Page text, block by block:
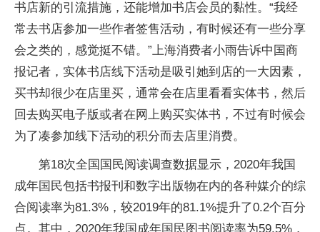
书店新的引流措施，还能增加书店会员的黏性。“我经
常去书店参加一些作者签售活动，有时候还有一些分享
会之类的，感觉挺不错。”上海消费者小雨告诉中国商
报记者，实体书店线下活动是吸引她到店的一大因素，
买书却很少在店里买，通常会在店里看看实体书，然后
回去购买电子版或者在网上购买实体书，不过有时候会
为了凑参加线下活动的积分而去店里消费。
第18次全国国民阅读调查数据显示，2020年我国
成年国民包括书报刊和数字出版物在内的各种媒介的综
合阅读率为81.3%，较2019年的81.1%提升了0.2个百分
点。其中，2020年我国成年国民图书阅读率为59.5%，